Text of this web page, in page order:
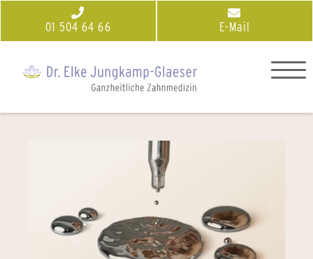
01 504 64 66 E-Mail